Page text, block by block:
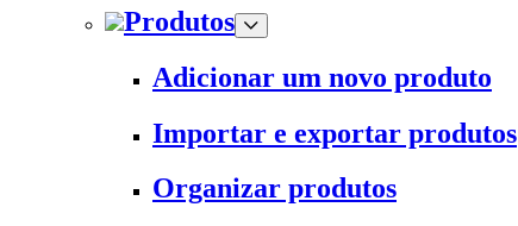
Produtos
Adicionar um novo produto
Importar e exportar produtos
Organizar produtos